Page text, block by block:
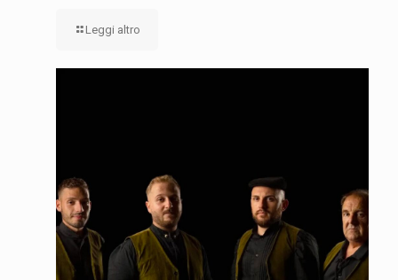
Leggi altro